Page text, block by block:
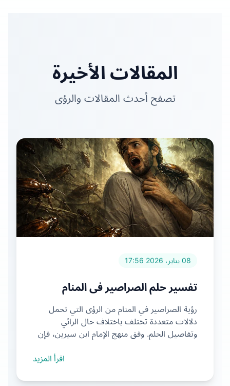
المقالات الأخيرة
تصفح أحدث المقالات والرؤى
08 يناير، 2026 17:56
تفسير حلم الصراصير في المنام
رؤية الصراصير في المنام من الرؤى التي تحمل
دلالات متعددة تختلف باختلاف حال الرائي
وتفاصيل الحلم. وفق منهج الإمام ابن سيرين، فإن
اقرأ المزيد